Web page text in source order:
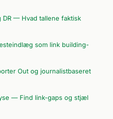
DR — Hvad tallene faktisk
som link building-
Out og journalistbaseret
— Find link-gaps og stjæl